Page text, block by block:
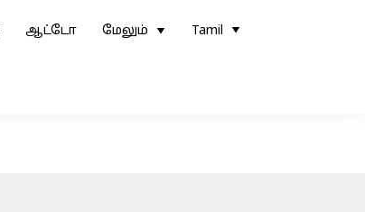
ஆட்டோ மேலும் Tamil